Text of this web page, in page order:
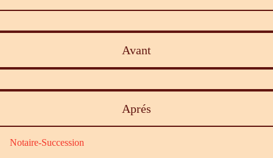
Avant
Aprés
Notaire-Succession